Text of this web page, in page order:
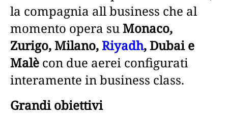
la compagnia all business che al
momento opera suMonaco,
Zurigo, Milano,Riyadh, Dubai e
Malè con due aerei configurati
interamente in business class.
Grandi obiettivi